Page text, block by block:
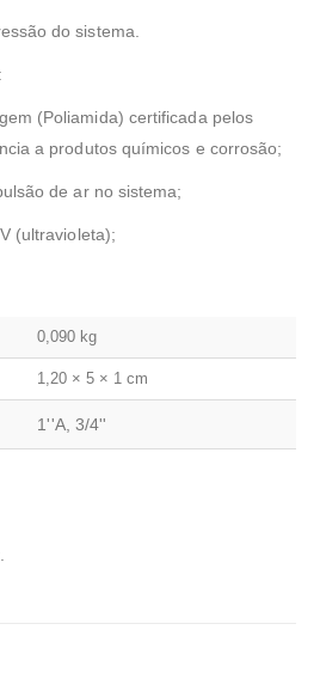
do sistema.
(Poliamida) certificada pelos
a produtos químicos e corrosão;
de ar no sistema;
(ultravioleta);
0,090 kg
1,20 × 5 × 1 cm
1''A, 3/4''